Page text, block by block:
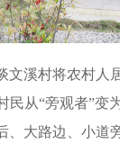
溪村将农村人
从“旁观者”
大路边、小道